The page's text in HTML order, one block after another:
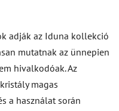
adják az Iduna kollekció
mutatnak az ünnepien
hivalkodóak. Az
magas
a használat során